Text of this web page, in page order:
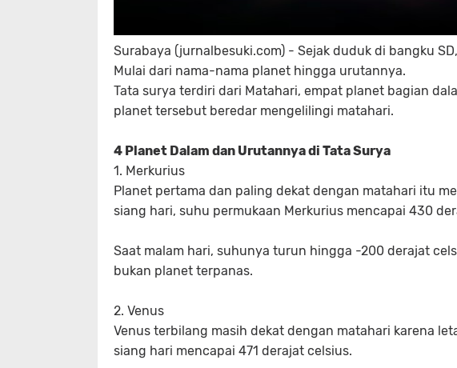
Surabaya (jurnalbesuki.com) - Sejak duduk di bangku
Mulai dari nama-nama planet hingga urutannya.
Tata surya terdiri dari Matahari, empat planet bagian
planet tersebut beredar mengelilingi matahari.
4 Planet Dalam dan Urutannya di Tata Surya
1. Merkurius
Planet pertama dan paling dekat dengan matahari itu
siang hari, suhu permukaan Merkurius mencapai 430
Saat malam hari, suhunya turun hingga -200 derajat
bukan planet terpanas.
2. Venus
Venus terbilang masih dekat dengan matahari karena
siang hari mencapai 471 derajat celsius.